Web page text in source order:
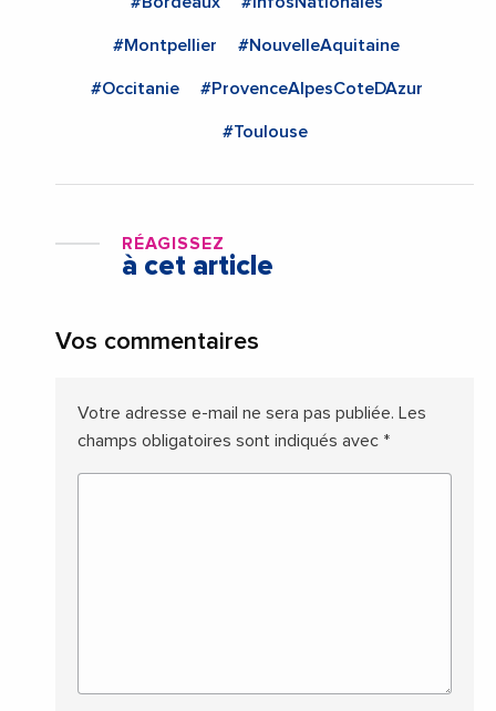
#Montpellier #NouvelleAquitaine
#Occitanie #ProvenceAlpesCoteDAzur
#Toulouse
RÉAGISSEZ
à cet article
Vos commentaires
Votre adresse e-mail ne sera pas publiée. Les
champs obligatoires sont indiqués avec *